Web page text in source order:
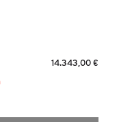
14.343,00 €